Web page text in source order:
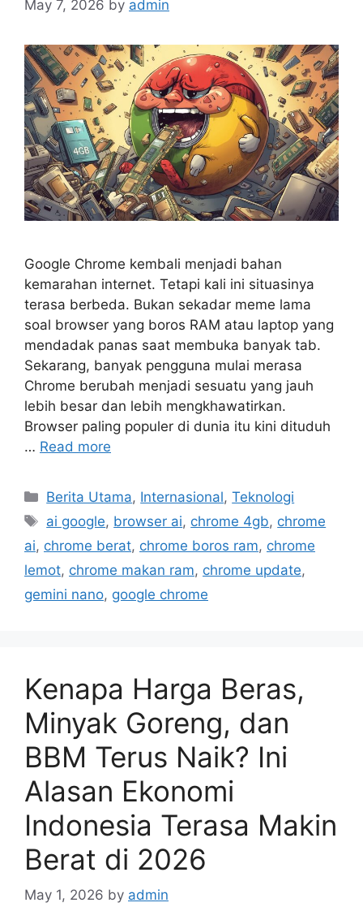
May 7, 2026 by admin
Google Chrome kembali menjadi bahan
kemarahan internet. Tetapi kali ini situasinya
terasa berbeda. Bukan sekadar meme lama
soal browser yang boros RAM atau laptop yang
mendadak panas saat membuka banyak tab.
Sekarang, banyak pengguna mulai merasa
Chrome berubah menjadi sesuatu yang jauh
lebih besar dan lebih mengkhawatirkan.
Browser paling populer di dunia itu kini dituduh
… Read more
Categories
Berita Utama, Internasional,Teknologi
Tags
ai google, browser ai, chrome 4gb, chrome
ai, chrome berat, chrome boros ram, chrome
lemot, chrome makan ram, chrome update,
gemini nano, google chrome
Kenapa Harga Beras,
Minyak Goreng, dan
BBM Terus Naik? Ini
Alasan Ekonomi
Indonesia Terasa Makin
Berat di 2026
May 1, 2026 by admin